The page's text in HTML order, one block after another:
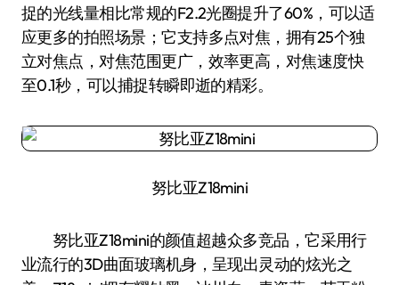
捉的光线量相比常规的F2.2光圈提升了60%，可以适
应更多的拍照场景；它支持多点对焦，拥有25个独
立对焦点，对焦范围更广，效率更高，对焦速度快
至0.1秒，可以捕捉转瞬即逝的精彩。
努比亚Z18mini
努比亚Z18mini的颜值超越众多竞品，它采用行
业流行的3D曲面玻璃机身，呈现出灵动的炫光之